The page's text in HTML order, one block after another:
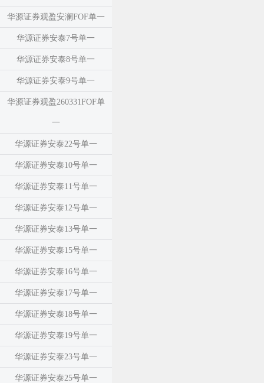
华源证券观盈安澜FOF单一
华源证券安泰7号单一
华源证券安泰8号单一
华源证券安泰9号单一
华源证券观盈260331FOF单
一
华源证券安泰22号单一
华源证券安泰10号单一
华源证券安泰11号单一
华源证券安泰12号单一
华源证券安泰13号单一
华源证券安泰15号单一
华源证券安泰16号单一
华源证券安泰17号单一
华源证券安泰18号单一
华源证券安泰19号单一
华源证券安泰23号单一
华源证券安泰25号单一